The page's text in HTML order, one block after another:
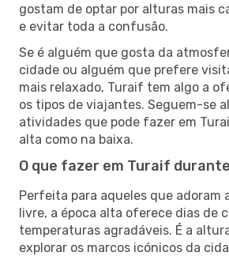
gostam de optar por alturas mais
e evitar toda a confusão.
Se é alguém que gosta da
cidade ou alguém que prefere
mais relaxado, Turaif tem algo a
os tipos de viajantes. Seguem-se
atividades que pode fazer em
alta como na baixa.
O que fazer em Turaif
Perfeita para aqueles que adoram
livre, a época alta oferece dias de
temperaturas agradáveis. É a
explorar os marcos icónicos da